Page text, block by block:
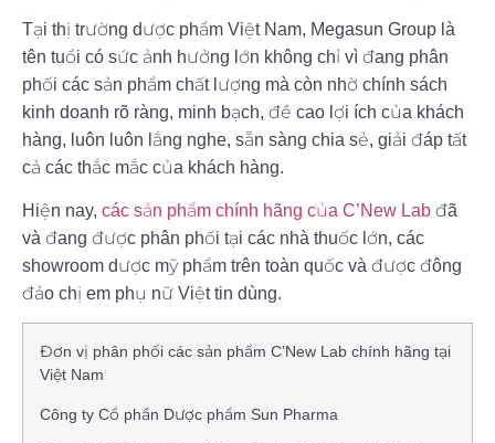
Tại thị trường dược phẩm Việt Nam, Megasun Group là
tên tuổi có sức ảnh hưởng lớn không chỉ vì đang phân
phối các sản phẩm chất lượng mà còn nhờ chính sách
kinh doanh rõ ràng, minh bạch, đề cao lợi ích của khách
hàng, luôn luôn lắng nghe, sẵn sàng chia sẻ, giải đáp tất
cả các thắc mắc của khách hàng.
Hiện nay, các sản phẩm chính hãng của C’New Lab đã
và đang được phân phối tại các nhà thuốc lớn, các
showroom dược mỹ phẩm trên toàn quốc và được đông
đảo chị em phụ nữ Việt tin dùng.
Đơn vị phân phối các sản phẩm C’New Lab chính hãng tại
Việt Nam
Công ty Cổ phần Dược phẩm Sun Pharma